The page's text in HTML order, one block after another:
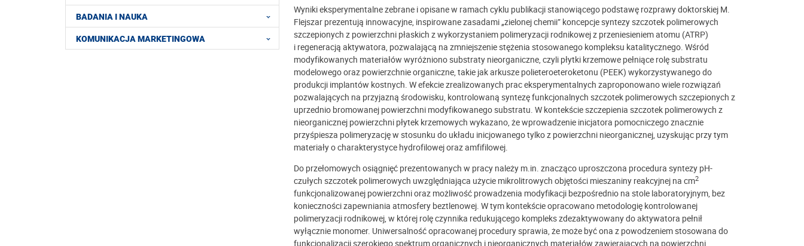
Wyniki eksperymentalne zebrane i opisane w ramach cyklu publikacji stanowiącego podstawę rozprawy doktorskiej M.
Flejszar prezentują innowacyjne, inspirowane zasadami „zielonej chemii” koncepcje syntezy szczotek polimerowych
szczepionych z powierzchni płaskich z wykorzystaniem polimeryzacji rodnikowej z przeniesieniem atomu (ATRP)
i regeneracją aktywatora, pozwalającą na zmniejszenie stężenia stosowanego kompleksu katalitycznego. Wśród
modyfikowanych materiałów wyróżniono substraty nieorganiczne, czyli płytki krzemowe pełniące rolę substratu
modelowego oraz powierzchnie organiczne, takie jak arkusze polieteroeteroketonu (PEEK) wykorzystywanego do
produkcji implantów kostnych. W efekcie zrealizowanych prac eksperymentalnych zaproponowano wiele rozwiązań
pozwalających na przyjazną środowisku, kontrolowaną syntezę funkcjonalnych szczotek polimerowych szczepionych z
uprzednio bromowanej powierzchni modyfikowanego substratu. W kontekście szczepienia szczotek polimerowych z
nieorganicznej powierzchni płytek krzemowych wykazano, że wprowadzenie inicjatora pomocniczego znacznie
przyśpiesza polimeryzację w stosunku do układu inicjowanego tylko z powierzchni nieorganicznej, uzyskując przy tym
materiały o charakterystyce hydrofilowej oraz amfifilowej.
Do przełomowych osiągnięć prezentowanych w pracy należy m.in. znacząco uproszczona procedura syntezy pH-
czułych szczotek polimerowych uwzględniająca użycie mikrolitrowych objętości mieszaniny reakcyjnej na cm2
funkcjonalizowanej powierzchni oraz możliwość prowadzenia modyfikacji bezpośrednio na stole laboratoryjnym, bez
konieczności zapewniania atmosfery beztlenowej. W tym kontekście opracowano metodologię kontrolowanej
polimeryzacji rodnikowej, w której rolę czynnika redukującego kompleks zdezaktywowany do aktywatora pełnił
wyłącznie monomer. Uniwersalność opracowanej procedury sprawia, że może być ona z powodzeniem stosowana do
funkcjonalizacji szerokiego spektrum organicznych i nieorganicznych materiałów zawierających na powierzchni
BADANIA I NAUKA
KOMUNIKACJA MARKETINGOWA